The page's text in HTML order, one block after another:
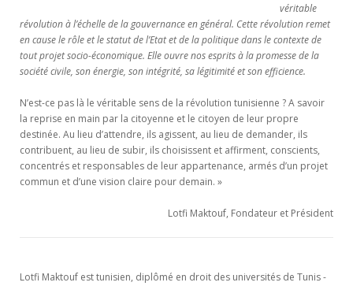
véritable
révolution à l’échelle de la gouvernance en général. Cette révolution remet
en cause le rôle et le statut de l’Etat et de la politique dans le contexte de
tout projet socio-économique. Elle ouvre nos esprits à la promesse de la
société civile, son énergie, son intégrité, sa légitimité et son efficience.
N’est-ce pas là le véritable sens de la révolution tunisienne ? A savoir
la reprise en main par la citoyenne et le citoyen de leur propre
destinée. Au lieu d’attendre, ils agissent, au lieu de demander, ils
contribuent, au lieu de subir, ils choisissent et affirment, conscients,
concentrés et responsables de leur appartenance, armés d’un projet
commun et d’une vision claire pour demain. »
Lotfi Maktouf, Fondateur et Président
Lotfi Maktouf est tunisien, diplômé en droit des universités de Tunis -